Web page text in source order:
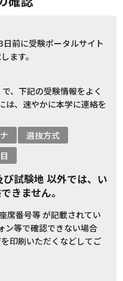
前に受験ポータルサイト
ます。
、下記の受験情報をよく
は、速やかに本学に連絡を
選抜方式
試験地 以外では、い
きません。
席番号等 が記載されてい
ン等で確認できない場合
印刷いただくなどしてご